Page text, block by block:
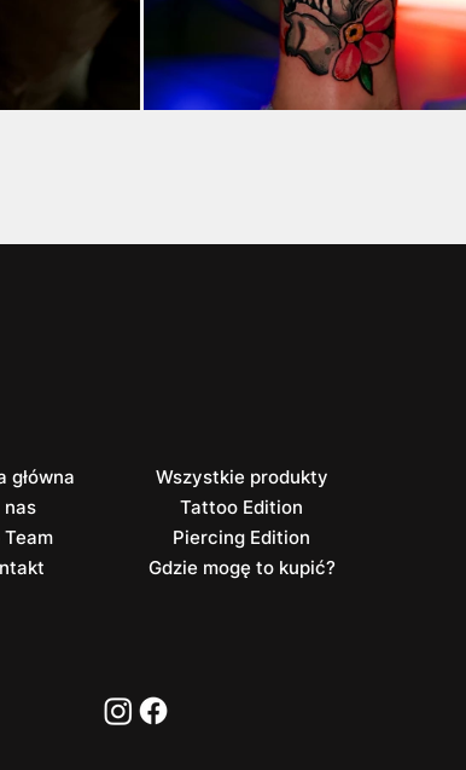
główna
nas
Team
Wszystkie produkty
Tattoo Edition
Piercing Edition
Gdzie mogę to kupić?